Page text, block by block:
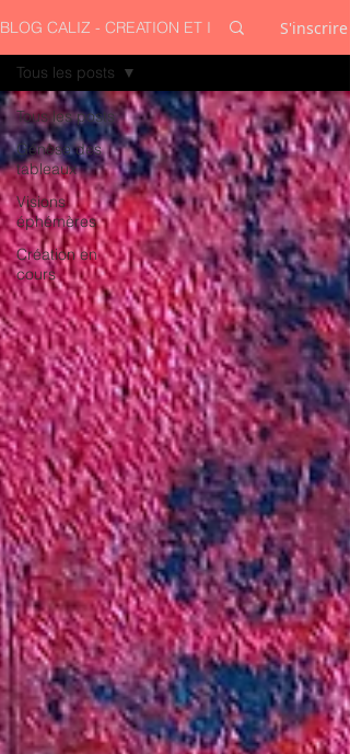
BLOG CALIZ - CREATION ET INSPIRATIONS'inscrire
Tous les posts
Génèse des
tableaux
Visions
éphémères
Création en
cours
Tous les posts